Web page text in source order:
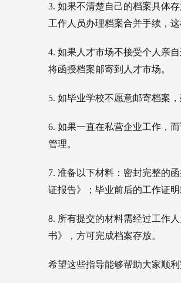
3. 如果不清楚自己的档案具体
工作人员办理档案合并手续，
4. 如果人才市场不接受个人亲
将函授档案邮寄到人才市场。
5. 如毕业学校不愿意邮寄档案
6. 如果一直在私营企业工作，
管理。
7. 准备以下材料： 密封完整的函
证报告》； 毕业前后的工作证明
8. 所有提交的材料需经过工作
书》，方可完成档案存放。
希望这些指导能够帮助大家顺